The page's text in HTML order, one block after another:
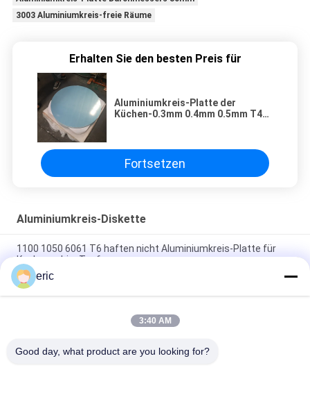
3003 Aluminiumkreis-freie Räume
Erhalten Sie den besten Preis für
Aluminiumkreis-Platte der
Küchen-0.3mm 0.4mm 0.5mm T4
Fortsetzen
Aluminiumkreis-Diskette
1100 1050 6061 T6 haften nicht Aluminiumkreis-Platte für
Kochgeschirr-Topf
Runde Aluminiumplatte 3003 DC Aluminiumkreis für
Kochgeschirrherstellung
Haften Sie nicht runden Aluminiumkreis 1050 3003 5052 für
eric
3:40 AM
Good day, what product are you looking for?